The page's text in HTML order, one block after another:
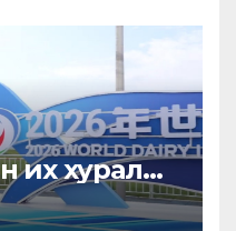
их хурал